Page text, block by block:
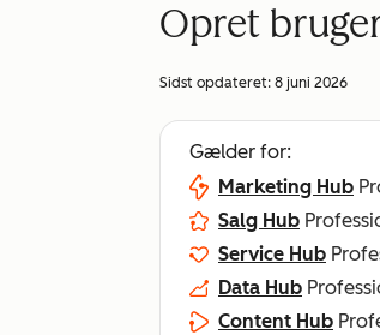
Opret
Sidst opdateret: 8 juni 2026
Gælder for:
Marketing Hub
Salg Hub
Service Hub
Data Hub
Content Hub